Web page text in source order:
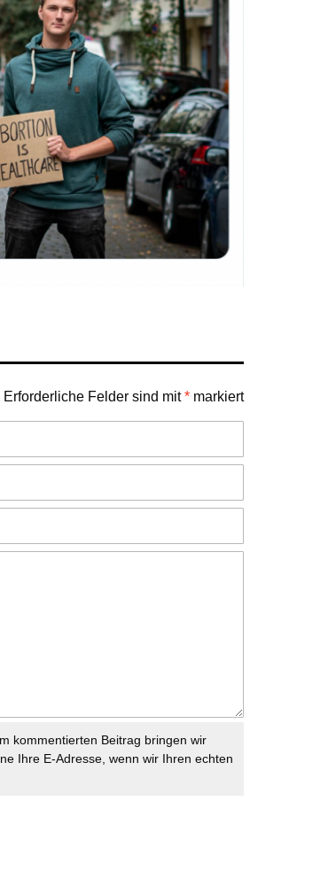
Erforderliche Felder sind mit* markiert
kommentierten Beitrag bringen wir
Ihre E-Adresse, wenn wir Ihren echten